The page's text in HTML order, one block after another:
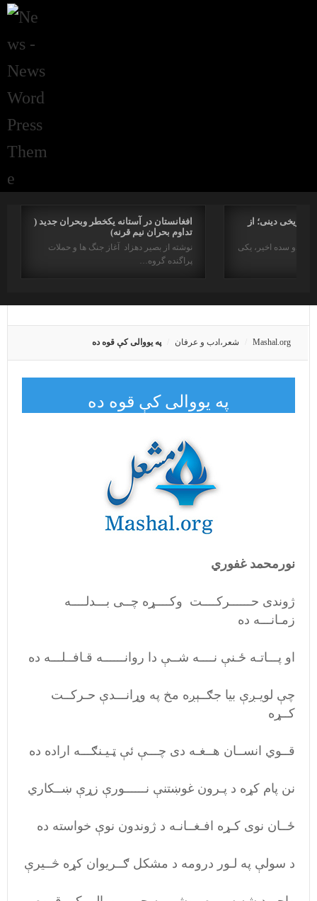
افغانستان در آستانه یکخطر وبحران جدید (
تداوم بحران نیم قرنه)
نوشته از بصیر دهزاد آغاز جنگ ها و حملات
پراگنده گروه…
دینی؛ از
در دو سده اخیر، یکی
Mashal.org شعر،ادب و عرفان په یووالی کې قوه ده
په یووالی کې قوه ده
نورمحمد غفوري
ژوندی حــــــرکــــت وکــــړه چــی بـــدلــــه
زمـانـــه ده
او پـــاتـه ځـنې نــــه شــې دا روانــــــه قـافــلـــه ده
چې لویـږې بیا جګــېږه مخ په وړانـــدې حـرکــت
کــړه
قــوي انســان هــغـه دی چـــې ئې ټـیـنګـــه اراده ده
نن پام کړه د پـرون غوښتنې نــــــورې زړې ښــکاري
ځــان نوی کـړه افـغــانـه د ژوندون نوې خواسته ده
د سولې په لـور درومه د مشکل ګــریوان کړه څــیرې